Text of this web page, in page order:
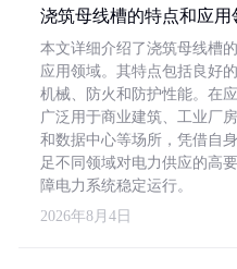
浇筑母线槽的特点和应用
本文详细介绍了浇筑母线槽
应用领域。其特点包括良好的
机械、防火和防护性能。在应
广泛用于商业建筑、工业厂
和数据中心等场所，凭借自
足不同领域对电力供应的高
障电力系统稳定运行。
2026年8月4日